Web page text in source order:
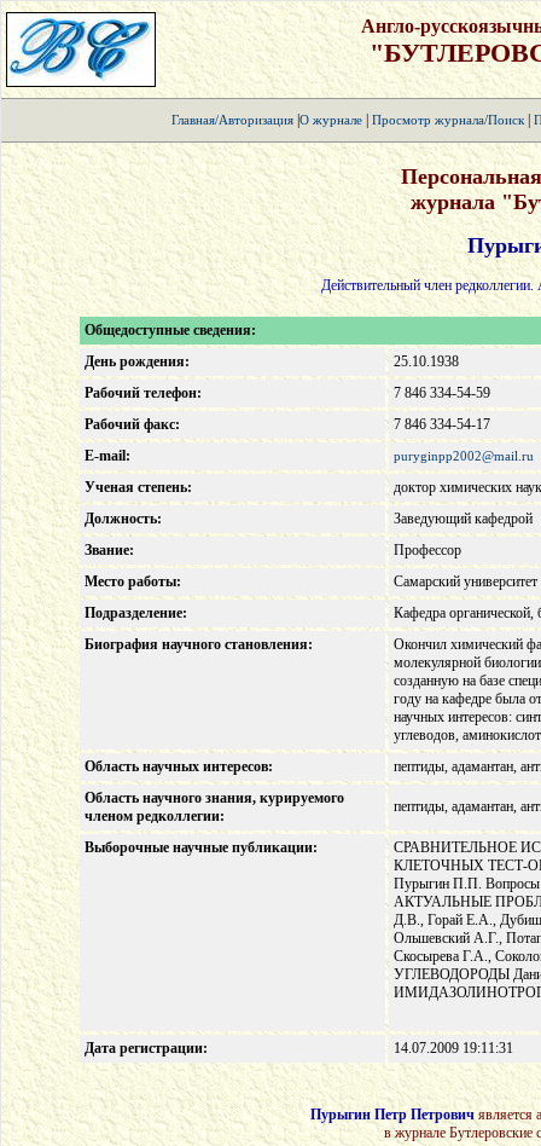
Англо-
Главная/Авторизация| О журнале| Просмотр журнала/Поиск|
журнала
Действительный член
Общедоступные сведения:
День рождения:
25.10.1938
Рабочий телефон:
7 846 334-54-59
Рабочий факс:
7 846 334-54-17
E-mail:
puryginpp2002@mail.ru
Ученая степень:
доктор химических наук
Должность:
Заведующий кафедрой
Звание:
Профессор
Место работы:
Самарский университет
Подразделение:
Кафедра органической,
Биография научного становления:
Окончил химический
молекулярной
созданную на базе
году на кафедре была
научных интересов:
углеводов,
Область научных интересов:
пептиды, адамантан,
Область научного знания, курируемого
членом редколлегии:
пептиды, адамантан,
Выборочные научные публикации:
СРАВНИТЕЛЬНОЕ
КЛЕТОЧНЫХ ТЕСТ-
Пурыгин П.П. Вопросы
АКТУАЛЬНЫЕ
Д.В., Горай Е.А.,
Ольшевский А.Г.,
Скосырева Г.А.,
УГЛЕВОДОРОДЫ
Дата регистрации: 14.07.2009 19:11:31
Пурыгин Петр Петровичявляется
в журнале Бутлеровские